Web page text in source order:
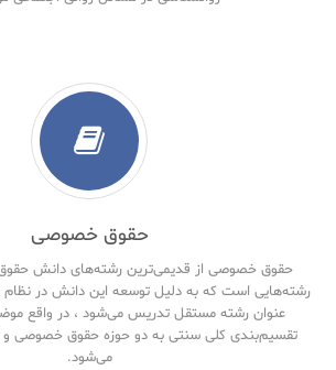
حقوق خصوصی
حقوق خصوصی از قدیمی‌ترین رشته‌های دانش
رشته‌هایی است که به دلیل توسعه این دانش در
عنوان رشته مستقل تدریس می‌شود ، در واقع
تقسیم‌بندی کلی سنتی به دو حوزه حقوق خصوصی
می‌شود.